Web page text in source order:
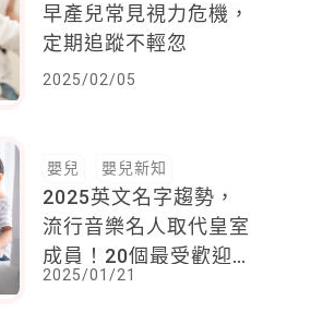
早產兒常見視力危機，
定期追蹤不輕忽
2025/02/05
嬰兒 嬰兒新知
2025英文名字趨勢，
流行音樂名人取代皇室
成員！20個最受歡迎英
文名 & 80個英文取名
2025/01/21